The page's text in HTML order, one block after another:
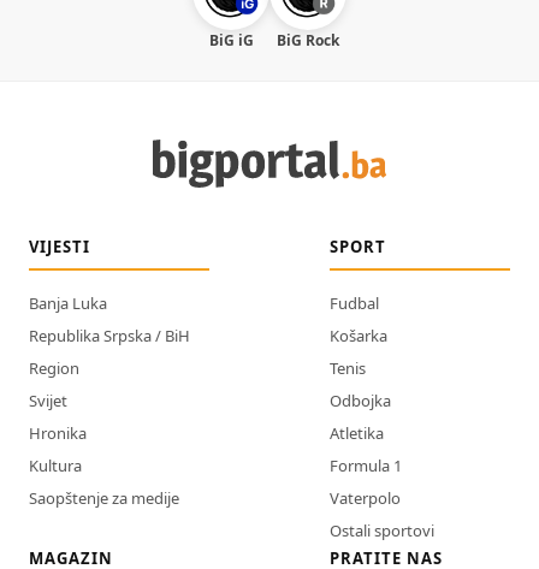
BiG iG BiG Rock
VIJESTI
Banja Luka
Republika Srpska / BiH
Region
Svijet
Hronika
Kultura
Saopštenje za medije
SPORT
Fudbal
Košarka
Tenis
Odbojka
Atletika
Formula 1
Vaterpolo
Ostali sportovi
MAGAZIN
PRATITE NAS